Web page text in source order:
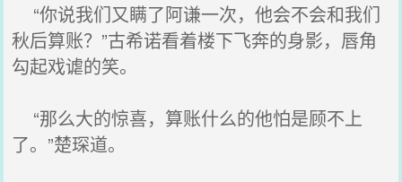
“你说我们又瞒了阿谦一次，他会不会和我们
秋后算账？”古希诺看着楼下飞奔的身影，唇角
勾起戏谑的笑。
“那么大的惊喜，算账什么的他怕是顾不上
了。”楚琛道。